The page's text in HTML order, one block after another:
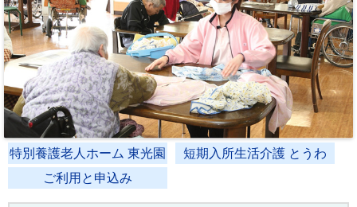
特別養護老人ホーム 東光園
短期入所生活介護 とうわ
ご利用と申込み